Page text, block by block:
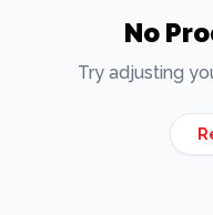
No
Try adjusting